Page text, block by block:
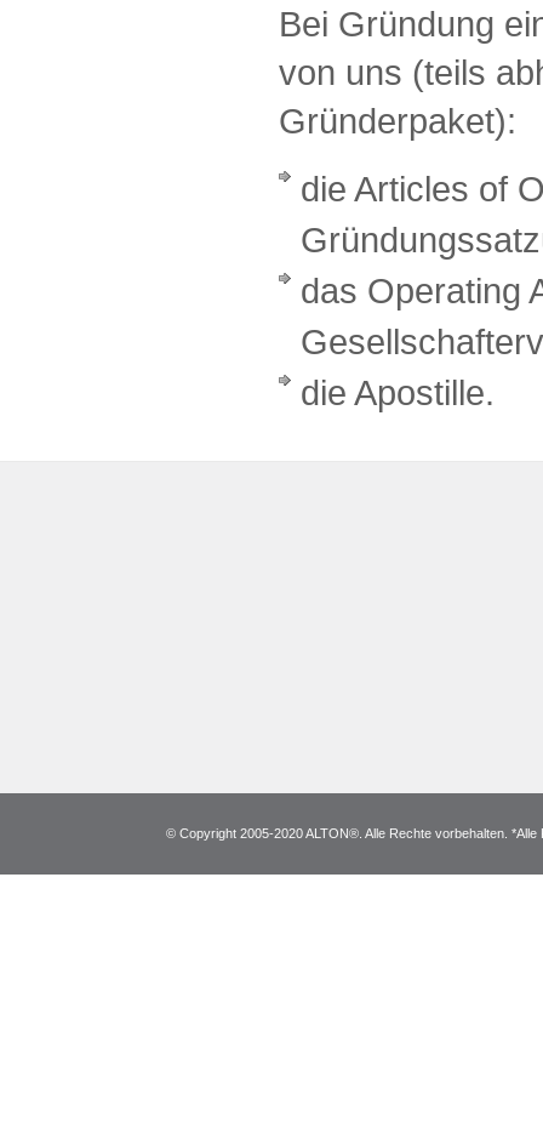
Bei Gründung
von uns (teils
Gründerpaket):
die Articles of
das Operating
die Apostille.
© Copyright 2005-2020 ALTON®. Alle Rechte vorbehalten.